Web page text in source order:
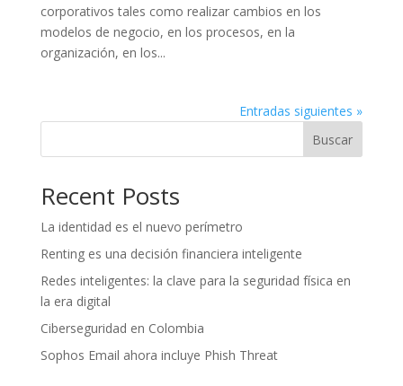
corporativos tales como realizar cambios en los
modelos de negocio, en los procesos, en la
organización, en los...
Entradas siguientes »
Buscar
Recent Posts
La identidad es el nuevo perímetro
Renting es una decisión financiera inteligente
Redes inteligentes: la clave para la seguridad física en
la era digital
Ciberseguridad en Colombia
Sophos Email ahora incluye Phish Threat